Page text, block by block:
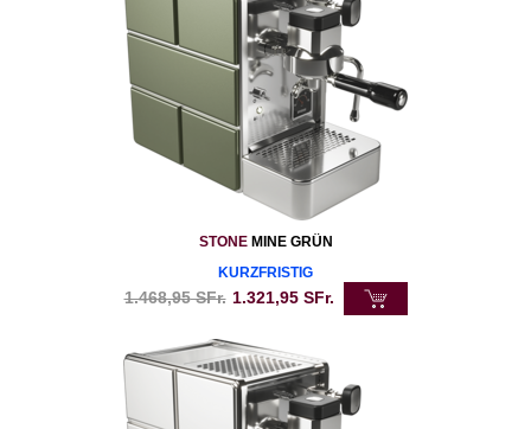
STONEMINE GRÜN
KURZFRISTIG
1.468,95SFr. 1.321,95SFr.